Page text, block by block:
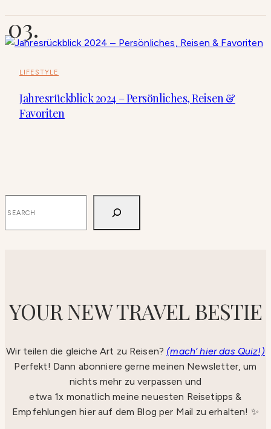
LIFESTYLE
Jahresrückblick 2024 – Persönliches, Reisen &
Favoriten
YOUR NEW TRAVEL BESTIE
Wir teilen die gleiche Art zu Reisen? (mach‘ hier das Quiz!)
Perfekt! Dann abonniere gerne meinen Newsletter, um
nichts mehr zu verpassen und
etwa 1x monatlich meine neuesten Reisetipps &
Empfehlungen hier auf dem Blog per Mail zu erhalten! ✨